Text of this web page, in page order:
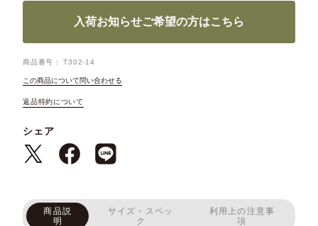
入荷お知らせご希望の方はこちら
商品番号 T302-14
この商品について問い合わせる
返品特約について
シェア
商品説
明
サイズ・スペッ
ク
利用上の注意事
項